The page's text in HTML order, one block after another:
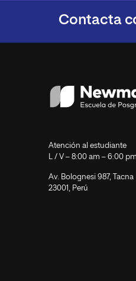
Contacta
Atención al estudiante
L / V – 8:00 am – 6:00 pm
Av. Bolognesi 987, Tacna
23001, Perú